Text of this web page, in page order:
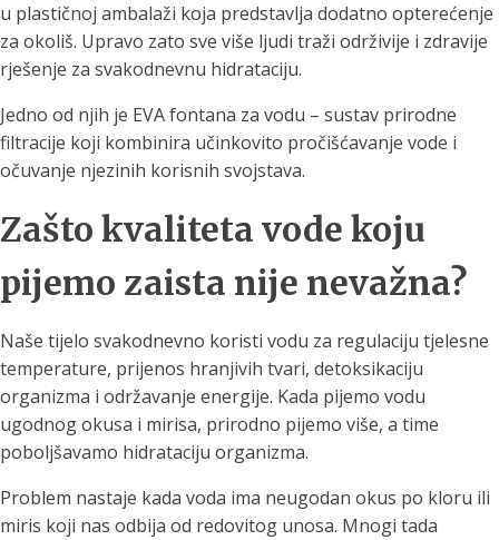
u plastičnoj ambalaži koja predstavlja dodatno opterećenje
za okoliš. Upravo zato sve više ljudi traži održivije i zdravije
rješenje za svakodnevnu hidrataciju.
Jedno od njih je EVA fontana za vodu – sustav prirodne
filtracije koji kombinira učinkovito pročišćavanje vode i
očuvanje njezinih korisnih svojstava.
Zašto kvaliteta vode koju
pijemo zaista nije nevažna?
Naše tijelo svakodnevno koristi vodu za regulaciju tjelesne
temperature, prijenos hranjivih tvari, detoksikaciju
organizma i održavanje energije. Kada pijemo vodu
ugodnog okusa i mirisa, prirodno pijemo više, a time
poboljšavamo hidrataciju organizma.
Problem nastaje kada voda ima neugodan okus po kloru ili
miris koji nas odbija od redovitog unosa. Mnogi tada
Tuš glave
filtriranje vode za tuširanje
Vrčevi za
Potpuno prijenosno